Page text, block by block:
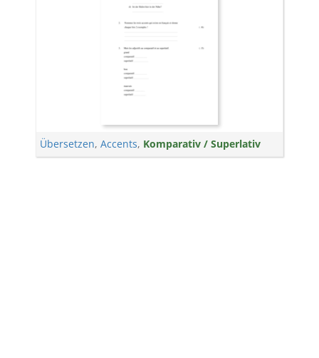
Übersetzen, Accents, Komparativ / Superlativ